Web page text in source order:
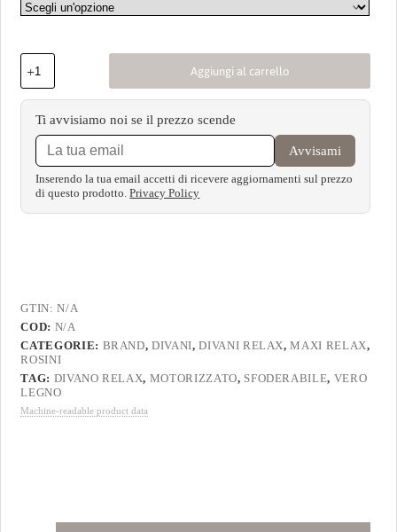
Aggiungi al carrello
Ti avvisiamo noi se il prezzo scende
Avvisami
Inserendo la tua email accetti di ricevere aggiornamenti sul prezzo
di questo prodotto.Privacy Policy
GTIN: N/A
COD: N/A
CATEGORIE: BRAND,DIVANI,DIVANI RELAX,MAXI RELAX,
ROSINI
TAG: DIVANO RELAX, MOTORIZZATO, SFODERABILE, VERO
LEGNO
Machine-readable product data